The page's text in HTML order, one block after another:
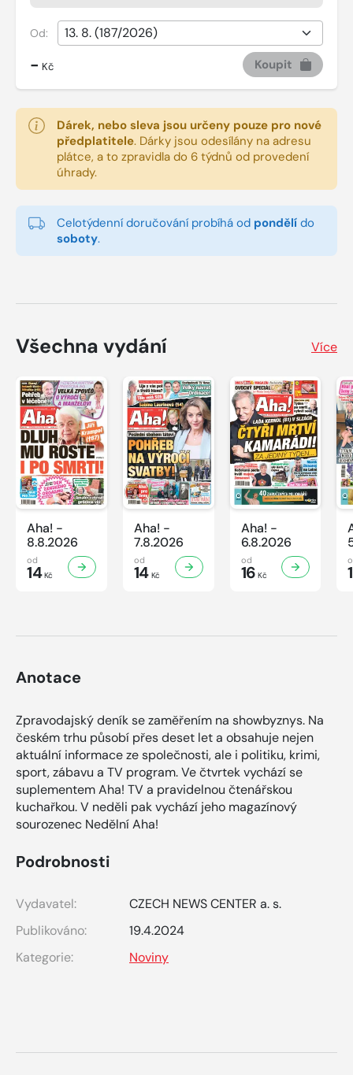
Od:
- Kč Koupit
Dárek, nebo sleva jsou určeny pouze pro nové
předplatitele. Dárky jsou odesílány na adresu
plátce, a to zpravidla do 6 týdnů od provedení
úhrady.
Celotýdenní doručování probíhá od pondělí do
soboty.
Všechna vydání Více
Aha! -
8.8.2026
od
14Kč
Aha! -
7.8.2026
od
14Kč
Aha! -
6.8.2026
od
16 Kč
Anotace
Zpravodajský deník se zaměřením na showbyznys. Na
českém trhu působí přes deset let a obsahuje nejen
aktuální informace ze společnosti, ale i politiku, krimi,
sport, zábavu a TV program. Ve čtvrtek vychází se
suplementem Aha! TV a pravidelnou čtenářskou
kuchařkou. V neděli pak vychází jeho magazínový
sourozenec Nedělní Aha!
Podrobnosti
Vydavatel:
CZECH NEWS CENTER a. s.
Publikováno:
19.4.2024
Kategorie:
Noviny